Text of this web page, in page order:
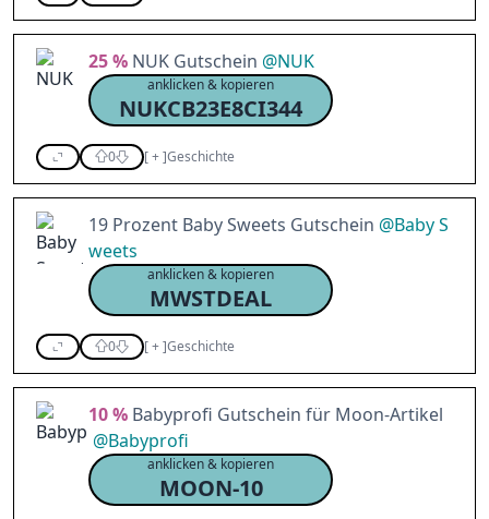
25 % NUK Gutschein @NUK
anklicken & kopieren
NUKCB23E8CI344
0 [+]Geschichte
19 Prozent Baby Sweets Gutschein @Baby S
weets
anklicken & kopieren
MWSTDEAL
0 [+]Geschichte
10 % Babyprofi Gutschein für Moon-Artikel
@Babyprofi
anklicken & kopieren
MOON-10